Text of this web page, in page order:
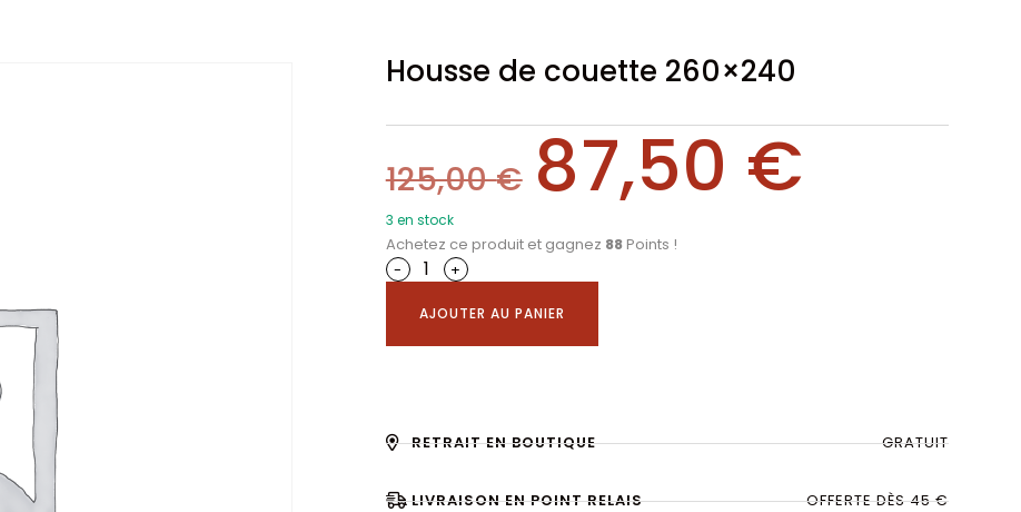
Housse de couette 260×240
125,00€ 87,50 €
3 en stock
Achetez ce produit et gagnez 88Points !
-
+
AJOUTER AU PANIER
RETRAIT EN BOUTIQUE GRATUIT
LIVRAISON EN POINT RELAIS OFFERTE DÈS 45 €